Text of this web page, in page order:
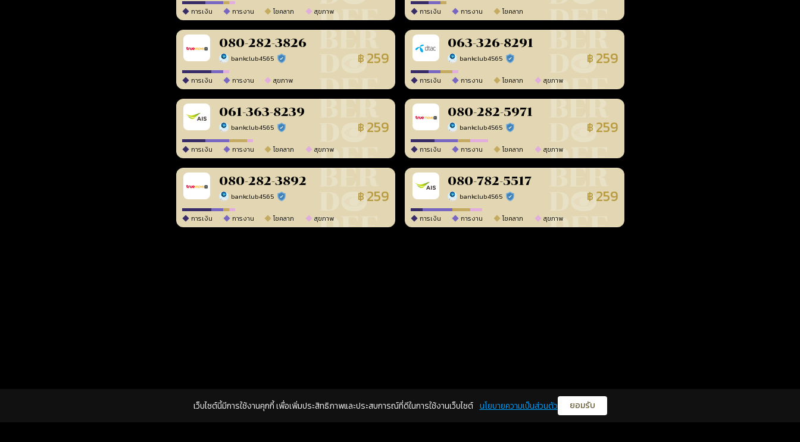
การเงิน การงาน โชคลาภ สุขภาพ การเงิน การงาน โชคลาภ
080-282-3826
bankclub4565 ร้านยืนยันแล้ว ฿ 259
การเงิน การงาน สุขภาพ
063-326-8291
bankclub4565 ร้านยืนยันแล้ว ฿ 259
การเงิน การงาน โชคลาภ สุขภาพ
061-363-8239
bankclub4565 ร้านยืนยันแล้ว ฿ 259
การเงิน การงาน โชคลาภ สุขภาพ
080-282-5971
bankclub4565 ร้านยืนยันแล้ว ฿ 259
การเงิน การงาน โชคลาภ สุขภาพ
080-282-3892
bankclub4565 ร้านยืนยันแล้ว ฿ 259
การเงิน การงาน โชคลาภ สุขภาพ
080-782-5517
bankclub4565 ร้านยืนยันแล้ว ฿ 259
การเงิน การงาน โชคลาภ สุขภาพ
เว็บไซต์นี้มีการใช้งานคุกกี้ เพื่อเพิ่มประสิทธิภาพและประสบการณ์ที่ดีในการใช้งานเว็บไซต์ นโยบายความเป็นส่วนตัว ยอมรับ